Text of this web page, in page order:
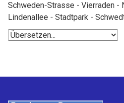
Schweden-Strasse - Vierraden -
Lindenallee - Stadtpark -